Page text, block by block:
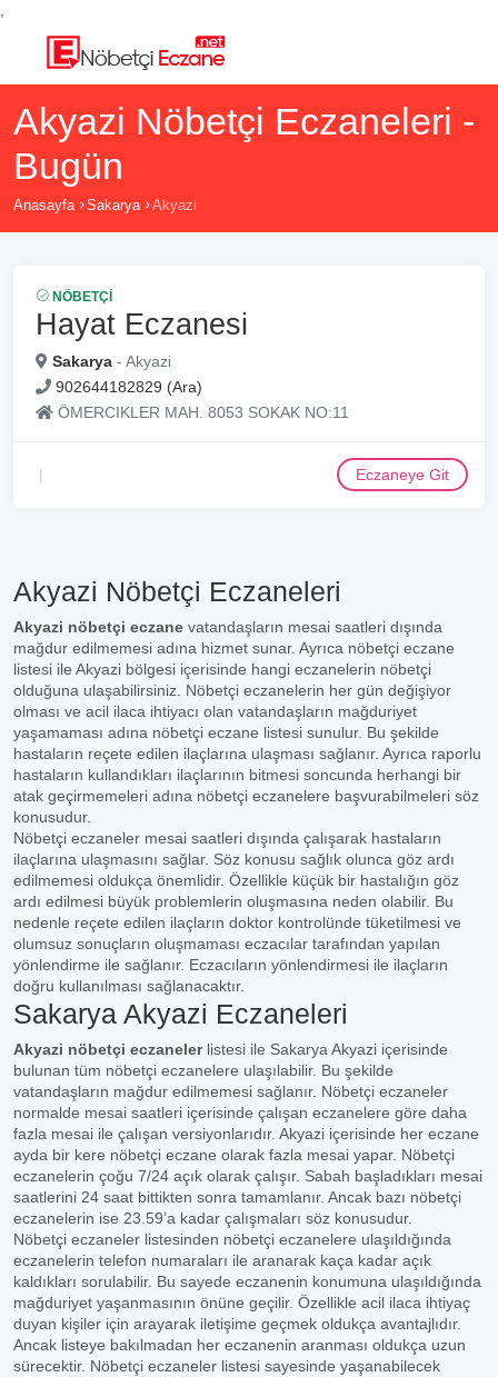
Akyazi Nöbetçi Eczaneleri -
Bugün
Anasayfa Sakarya Akyazi
NÖBETÇI
Hayat Eczanesi
Sakarya - Akyazi
902644182829 (Ara)
ÖMERCIKLER MAH. 8053 SOKAK NO:11
Eczaneye Git
Akyazi Nöbetçi Eczaneleri
Akyazi nöbetçi eczane vatandaşların mesai saatleri dışında
mağdur edilmemesi adına hizmet sunar. Ayrıca nöbetçi eczane
listesi ile Akyazi bölgesi içerisinde hangi eczanelerin nöbetçi
olduğuna ulaşabilirsiniz. Nöbetçi eczanelerin her gün değişiyor
olması ve acil ilaca ihtiyacı olan vatandaşların mağduriyet
yaşamaması adına nöbetçi eczane listesi sunulur. Bu şekilde
hastaların reçete edilen ilaçlarına ulaşması sağlanır. Ayrıca raporlu
hastaların kullandıkları ilaçlarının bitmesi soncunda herhangi bir
atak geçirmemeleri adına nöbetçi eczanelere başvurabilmeleri söz
konusudur.
Nöbetçi eczaneler mesai saatleri dışında çalışarak hastaların
ilaçlarına ulaşmasını sağlar. Söz konusu sağlık olunca göz ardı
edilmemesi oldukça önemlidir. Özellikle küçük bir hastalığın göz
ardı edilmesi büyük problemlerin oluşmasına neden olabilir. Bu
nedenle reçete edilen ilaçların doktor kontrolünde tüketilmesi ve
olumsuz sonuçların oluşmaması eczacılar tarafından yapılan
yönlendirme ile sağlanır. Eczacıların yönlendirmesi ile ilaçların
doğru kullanılması sağlanacaktır.
Sakarya Akyazi Eczaneleri
Akyazi nöbetçi eczanelerlistesi ile Sakarya Akyazi içerisinde
bulunan tüm nöbetçi eczanelere ulaşılabilir. Bu şekilde
vatandaşların mağdur edilmemesi sağlanır. Nöbetçi eczaneler
normalde mesai saatleri içerisinde çalışan eczanelere göre daha
fazla mesai ile çalışan versiyonlarıdır. Akyazi içerisinde her eczane
ayda bir kere nöbetçi eczane olarak fazla mesai yapar. Nöbetçi
eczanelerin çoğu 7/24 açık olarak çalışır. Sabah başladıkları mesai
saatlerini 24 saat bittikten sonra tamamlanır. Ancak bazı nöbetçi
eczanelerin ise 23.59’a kadar çalışmaları söz konusudur.
Nöbetçi eczaneler listesinden nöbetçi eczanelere ulaşıldığında
eczanelerin telefon numaraları ile aranarak kaça kadar açık
kaldıkları sorulabilir. Bu sayede eczanenin konumuna ulaşıldığında
mağduriyet yaşanmasının önüne geçilir. Özellikle acil ilaca ihtiyaç
duyan kişiler için arayarak iletişime geçmek oldukça avantajlıdır.
Ancak listeye bakılmadan her eczanenin aranması oldukça uzun
sürecektir. Nöbetçi eczaneler listesi sayesinde yaşanabilecek